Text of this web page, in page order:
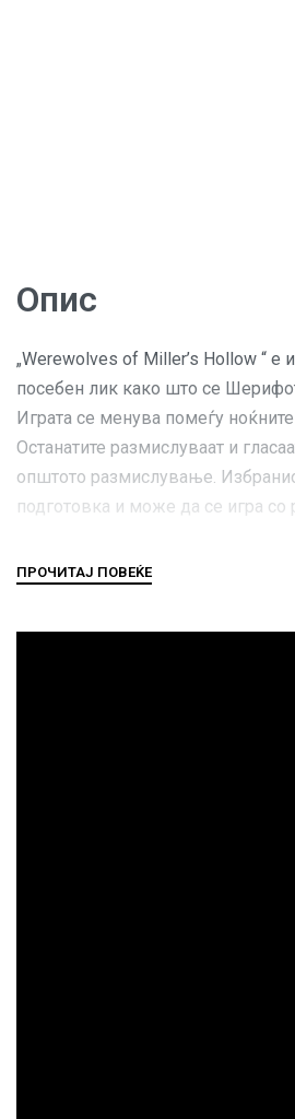
Опис
„Werewolves of Miller’s Hollow “ е
посебен лик како што се
Играта се менува помеѓу
Останатите размислуваат и
општото размислување.
подготовка и може да се игра со